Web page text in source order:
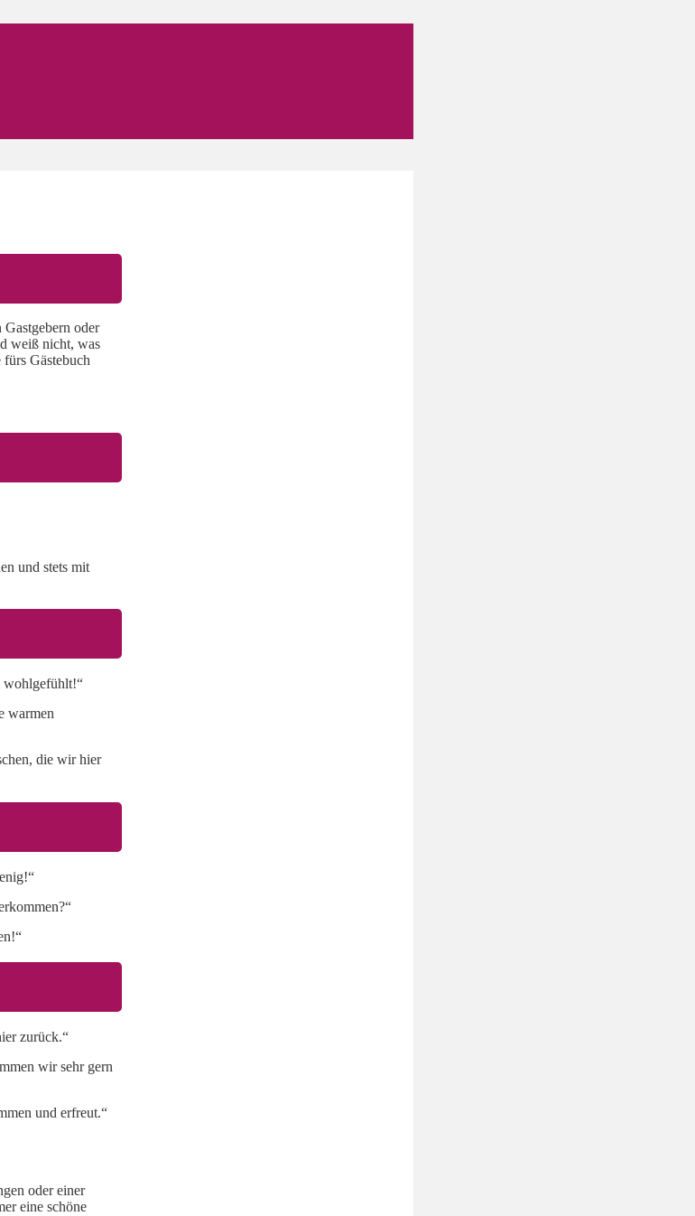
oder
weiß nicht, was
Gästebuch
und stets mit
wohlgefühlt!“
warmen
die wir hier
zurück.“
wir sehr gern
und erfreut.“
oder einer
eine schöne